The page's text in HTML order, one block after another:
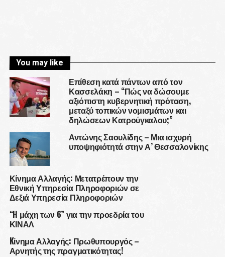
You may like
Επίθεση κατά πάντων από τον
Κασσελάκη – “Πώς να δώσουμε
αξιόπιστη κυβερνητική πρόταση,
μεταξύ τοπικών νομισμάτων και
δηλώσεων Κατρούγκαλου;”
Αντώνης Σαουλίδης – Μια ισχυρή
υποψηφιότητά στην Α’ Θεσσαλονίκης
Κίνημα Αλλαγής: Μετατρέπουν την
Εθνική Υπηρεσία Πληροφοριών σε
Δεξιά Υπηρεσία Πληροφοριών
“H μάχη των 6” για την προεδρία του
ΚΙΝΑΛ
Kίνημα Αλλαγής: Πρωθυπουργός –
Αρνητής της πραγματικότητας!